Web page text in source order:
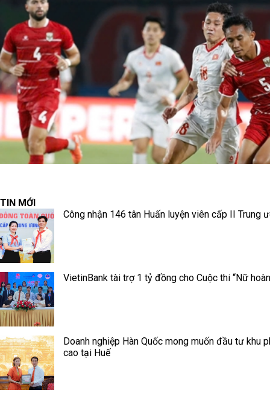
TIN MỚI
Công nhận 146 tân Huấn luyện viên cấp II Trung
VietinBank tài trợ 1 tỷ đồng cho Cuộc thi “Nữ
Doanh nghiệp Hàn Quốc mong muốn đầu tư khu
cao tại Huế